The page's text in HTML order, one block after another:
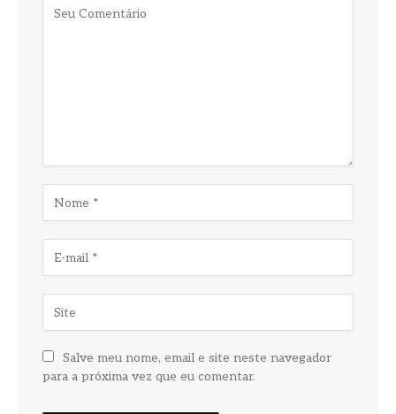
Salve meu nome, email e site neste navegador
para a próxima vez que eu comentar.